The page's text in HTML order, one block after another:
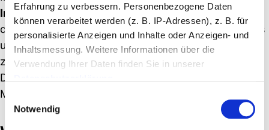
Erfahrung zu verbessern. Personenbezogene Daten
können verarbeitet werden (z. B. IP-Adressen), z. B. für
personalisierte Anzeigen und Inhalte oder Anzeigen- und
Inhaltsmessung. Weitere Informationen über die
Verwendung Ihrer Daten finden Sie in unserer
E
Notwendig
Inflation die größte Gefahr für eine Demokratie
das Handelsmittel Geld, nicht mehr das bringt, was es
uns verspricht. Jedoch musst du nicht bedingungslos
zusehen, wie dein Geld über die Zeit entwertet wird.
Denn Sachanlagen sind auf lange Sicht die beste
Möglichkeit dein Vermögen zu schützen.